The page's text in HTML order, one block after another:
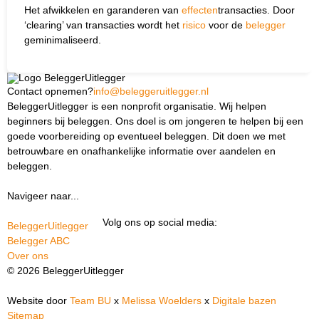
Het afwikkelen en garanderen van effecten­transacties. Door
‘clearing’ van transacties wordt het risico voor de belegger
geminimaliseerd.
Contact opnemen?info@beleggeruitlegger.nl
BeleggerUitlegger is een nonprofit organisatie. Wij helpen
beginners bij beleggen. Ons doel is om jongeren te helpen bij een
goede voorbereiding op eventueel beleggen. Dit doen we met
betrouwbare en onafhankelijke informatie over aandelen en
beleggen.
Navigeer naar...
BeleggerUitlegger
Belegger ABC
Over ons
Volg ons op social media:
© 2026 BeleggerUitlegger
Website door Team BU x Melissa Woelders x Digitale bazen
Sitemap